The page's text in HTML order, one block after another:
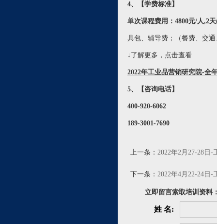
4、【学费标准】
单次课程费用：4800元/人,2
具包、辅导费；（餐费、交
↓了解更多，点击查看
2022年工业品营销研究院-全
5、【咨询电话】
400-920-6062
189-3001-7690
上一条： 2022年2月27-28日
下一条： 2022年4月22-24日
立即留言索取培训资料
姓 名: